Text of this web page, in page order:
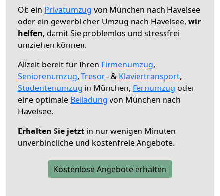
Ob ein Privatumzug von München nach Havelsee
oder ein gewerblicher Umzug nach Havelsee, wir
helfen, damit Sie problemlos und stressfrei
umziehen können.
Allzeit bereit für Ihren Firmenumzug,
Seniorenumzug, Tresor– & Klaviertransport,
Studentenumzug in München, Fernumzug oder
eine optimale Beiladung von München nach
Havelsee.
Erhalten Sie jetzt in nur wenigen Minuten
unverbindliche und kostenfreie Angebote.
Kostenlose Angebote erhalten